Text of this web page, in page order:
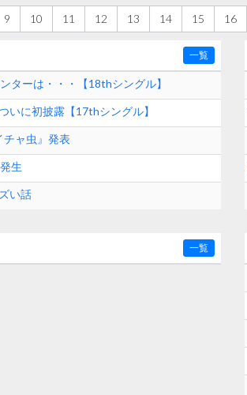
9 10 11 12 13 14 15 16
一覧
ターは・・・【18thシングル】
いに初披露【17thシングル】
チャ虫』発表
生
い話
一覧